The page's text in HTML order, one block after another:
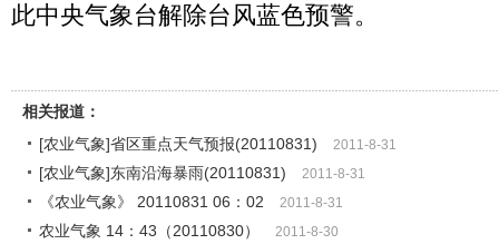
此中央气象台解除台风蓝色预警。
相关报道：
[农业气象]省区重点天气预报(20110831)
2011-8-31
[农业气象]东南沿海暴雨(20110831) 2011-8-31
《农业气象》 20110831 06：02 2011-8-31
农业气象 14：43（20110830） 2011-8-30